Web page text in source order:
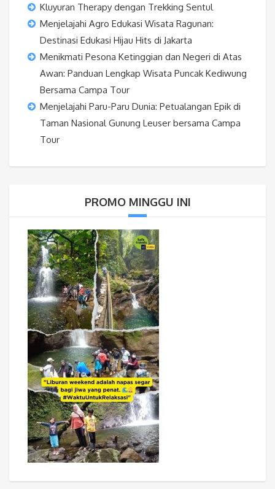
Kluyuran Therapy dengan Trekking Sentul
Menjelajahi Agro Edukasi Wisata Ragunan:
Destinasi Edukasi Hijau Hits di Jakarta
Menikmati Pesona Ketinggian dan Negeri di Atas
Awan: Panduan Lengkap Wisata Puncak Kediwung
Bersama Campa Tour
Menjelajahi Paru-Paru Dunia: Petualangan Epik di
Taman Nasional Gunung Leuser bersama Campa
Tour
PROMO MINGGU INI